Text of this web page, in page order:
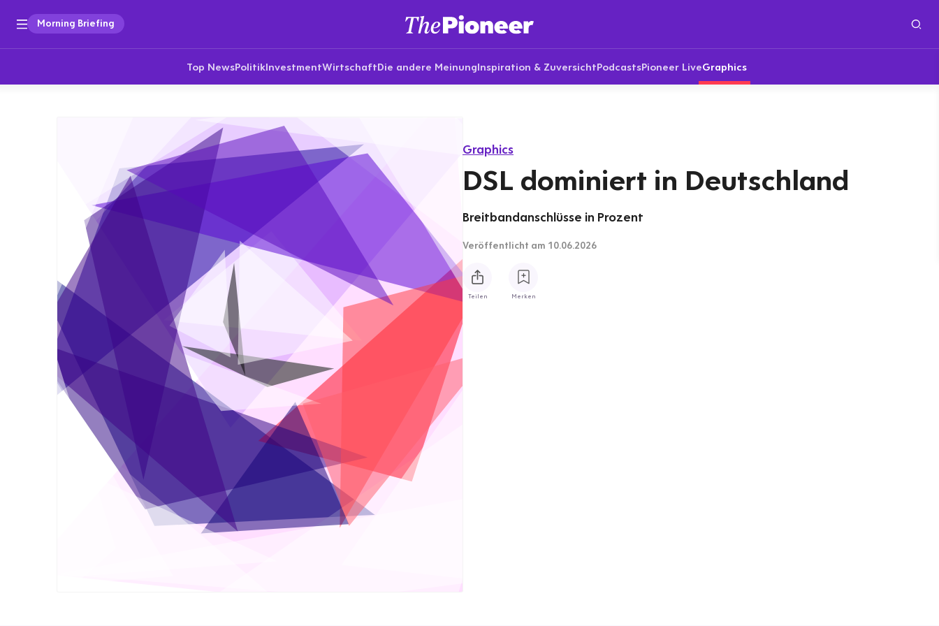
Morning Briefing
Top NewsPolitikInvestmentWirtschaftDie andere MeinungInspiration & ZuversichtPodcastsPioneer LiveGraphics
Graphics
DSL dominiert in Deutschland
Breitbandanschlüsse in Prozent
Veröffentlicht am 10.06.2026
Teilen Merken